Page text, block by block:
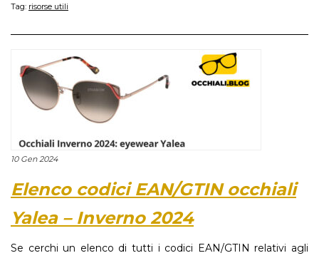
Tag: risorse utili
10 Gen 2024
Elenco codici EAN/GTIN occhiali
Yalea – Inverno 2024
Se cerchi un elenco di tutti i codici EAN/GTIN relativi agli